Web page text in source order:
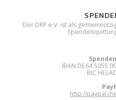
Der DRP e.V. ist als
IBAN DE64 5055
BIC
http://